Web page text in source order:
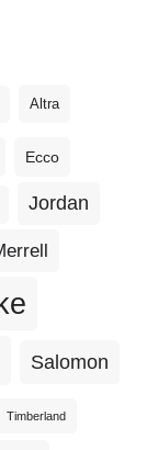
Altra
Ecco
Jordan
Salomon
Timberland